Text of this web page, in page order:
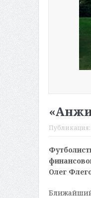
Публикация:
Олег
Ближайший